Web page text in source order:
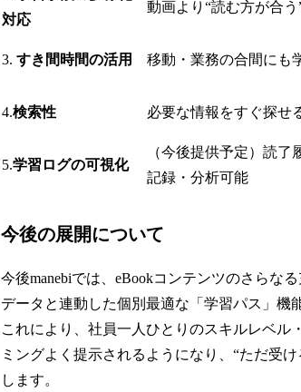
対応
動画より“読む方が合
3. すき間時間の活用 移動・業務の合間にも
4.検索性 必要な情報をすぐ探せ
5.学習ログの可視化
（今後提供予定）読了
記録・分析可能
今後の展開について
今後manebiでは、eBookコンテンツのさらな
データと連動した個別最適な「学習パス」機
これにより、社員一人ひとりのスキルレベル
ミングよく提示されるようになり、“ただ受
します。